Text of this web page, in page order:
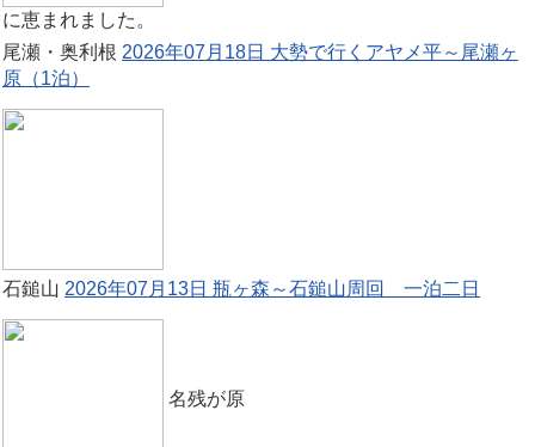
に恵まれました。
尾瀬・奥利根 2026年07月18日 大勢で行くアヤメ平～尾瀬ヶ
原（1泊）
石鎚山 2026年07月13日 瓶ヶ森～石鎚山周回 一泊二日
名残が原